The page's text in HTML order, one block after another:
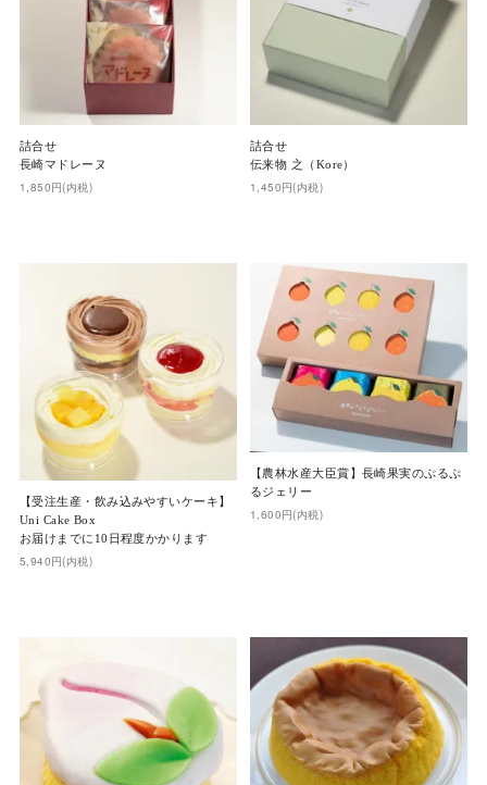
詰合せ
長崎マドレーヌ
1,850円(内税)
詰合せ
伝来物 之（Kore）
1,450円(内税)
【受注生産・飲み込みやすいケーキ】
Uni Cake Box
お届けまでに10日程度かかります
5,940円(内税)
【農林水産大臣賞】長崎果実のぷるぷ
るジェリー
1,600円(内税)